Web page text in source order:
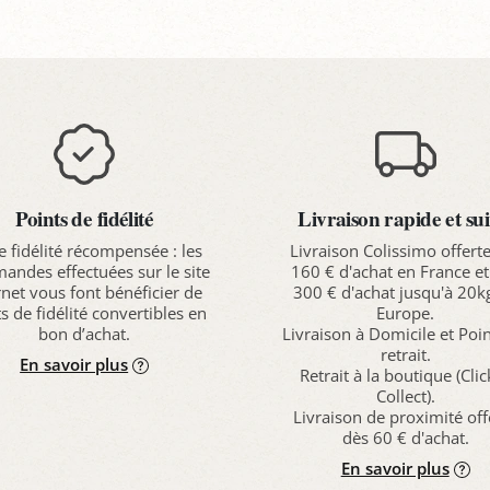
Points de fidélité
fidélité récompensée : les
effectuées sur le site
vous font bénéficier de
de fidélité convertibles en
bon d’achat.
En savoir plus
Livraison rapide et
Livraison Colissimo
160 € d'achat en France
300 € d'achat jusqu'à
Europe.
Livraison à Domicile et
retrait.
Retrait à la boutique
Collect).
Livraison de proximité
dès 60 € d'achat.
En savoir plus